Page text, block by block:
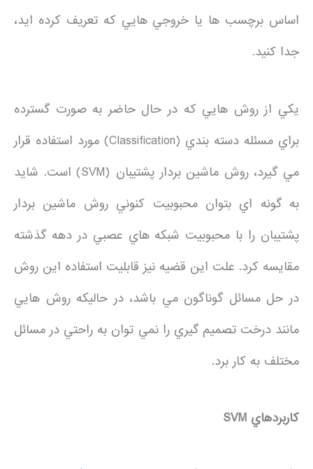
اساس برچسب ها يا خروجي هايي که تعريف کرده ايد،
جدا کنيد.
يکي از روش هايي که در حال حاضر به صورت گسترده
براي مسئله دسته بندي (Classification) مورد استفاده قرار
مي گيرد، روش ماشين بردار پشتيبان (SVM) است. شايد
به گونه اي بتوان محبوبيت کنوني روش ماشين بردار
پشتيبان را با محبوبيت شبکه هاي عصبي در دهه گذشته
مقايسه کرد. علت اين قضيه نيز قابليت استفاده اين روش
در حل مسائل گوناگون مي باشد، در حاليکه روش هايي
مانند درخت تصميم گيري را نمي توان به راحتي در مسائل
مختلف به کار برد.
کاربردهاي